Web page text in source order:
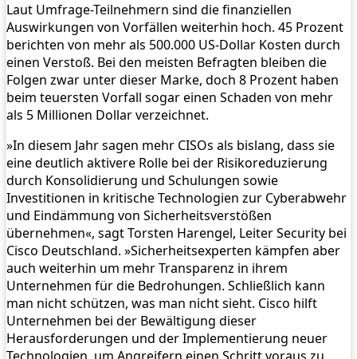
Laut Umfrage-Teilnehmern sind die finanziellen
Auswirkungen von Vorfällen weiterhin hoch. 45 Prozent
berichten von mehr als 500.000 US-Dollar Kosten durch
einen Verstoß. Bei den meisten Befragten bleiben die
Folgen zwar unter dieser Marke, doch 8 Prozent haben
beim teuersten Vorfall sogar einen Schaden von mehr
als 5 Millionen Dollar verzeichnet.
»In diesem Jahr sagen mehr CISOs als bislang, dass sie
eine deutlich aktivere Rolle bei der Risikoreduzierung
durch Konsolidierung und Schulungen sowie
Investitionen in kritische Technologien zur Cyberabwehr
und Eindämmung von Sicherheitsverstößen
übernehmen«, sagt Torsten Harengel, Leiter Security bei
Cisco Deutschland. »Sicherheitsexperten kämpfen aber
auch weiterhin um mehr Transparenz in ihrem
Unternehmen für die Bedrohungen. Schließlich kann
man nicht schützen, was man nicht sieht. Cisco hilft
Unternehmen bei der Bewältigung dieser
Herausforderungen und der Implementierung neuer